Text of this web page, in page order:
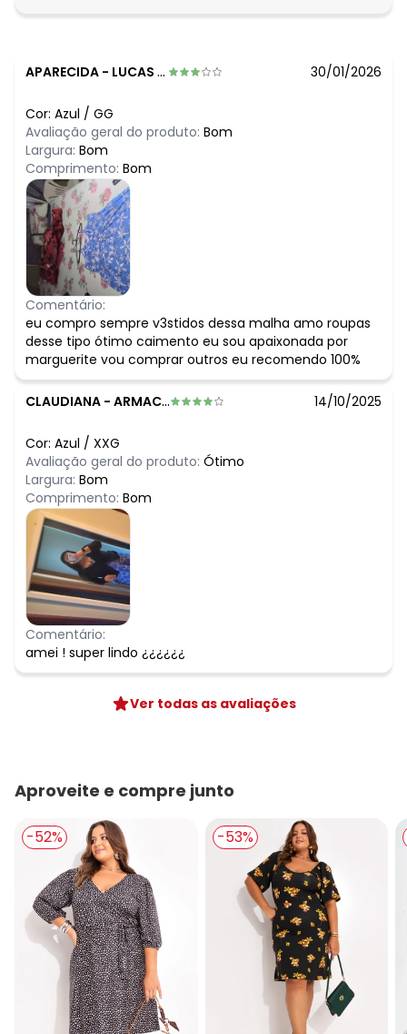
APARECIDA - LUCAS DO RIO VERDE - MT 30/01/2026
Cor: Azul / GG
Avaliação geral do produto: Bom
Largura: Bom
Comprimento: Bom
Comentário:
eu compro sempre v3stidos dessa malha amo roupas
desse tipo ótimo caimento eu sou apaixonada por
marguerite vou comprar outros eu recomendo 100%
CLAUDIANA - ARMACAO DOS BUZIOS - RJ 14/10/2025
Cor: Azul / XXG
Avaliação geral do produto: Ótimo
Largura: Bom
Comprimento: Bom
Comentário:
amei ! super lindo ¿¿¿¿¿¿
Ver todas as avaliações
Aproveite e compre junto
-52% -53%